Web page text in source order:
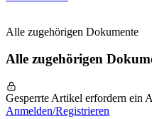
Alle zugehörigen Dokumente
Alle zugehörigen
Gesperrte Artikel erfordern ein
Anmelden/Registrieren